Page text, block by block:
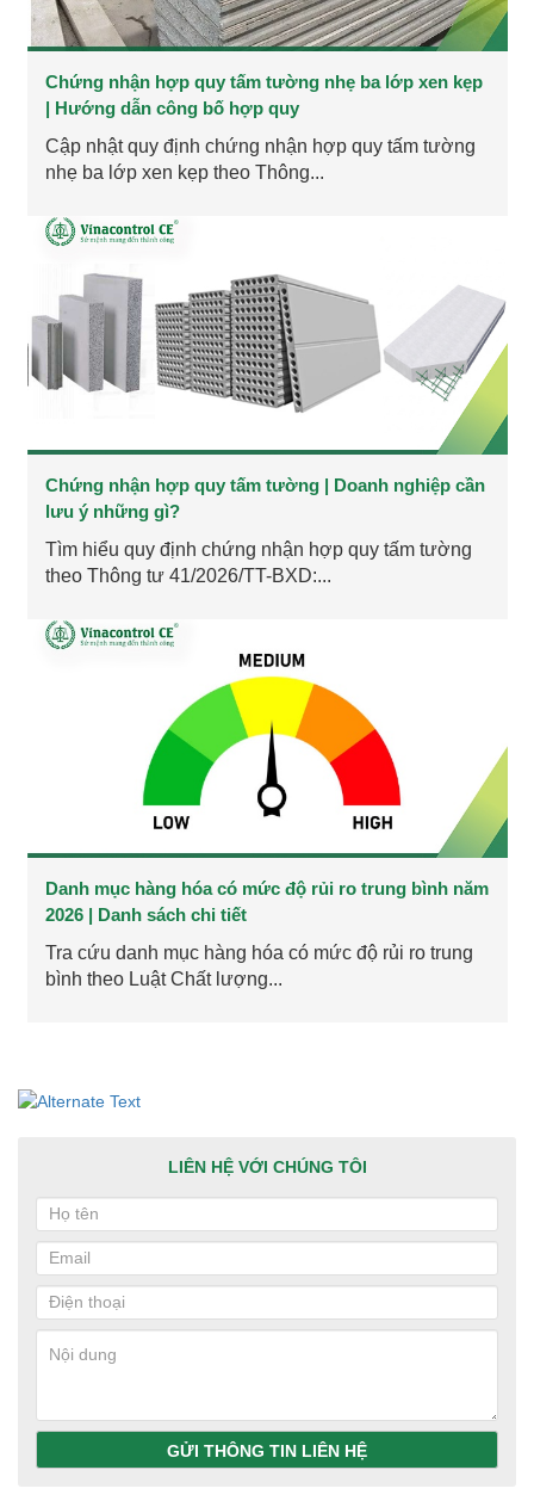
Chứng nhận hợp quy tấm tường nhẹ ba lớp xen kẹp
| Hướng dẫn công bố hợp quy
Cập nhật quy định chứng nhận hợp quy tấm tường
nhẹ ba lớp xen kẹp theo Thông...
Chứng nhận hợp quy tấm tường | Doanh nghiệp cần
lưu ý những gì?
Tìm hiểu quy định chứng nhận hợp quy tấm tường
theo Thông tư 41/2026/TT-BXD:...
Danh mục hàng hóa có mức độ rủi ro trung bình năm
2026 | Danh sách chi tiết
Tra cứu danh mục hàng hóa có mức độ rủi ro trung
bình theo Luật Chất lượng...
LIÊN HỆ VỚI CHÚNG TÔI
GỬI THÔNG TIN LIÊN HỆ